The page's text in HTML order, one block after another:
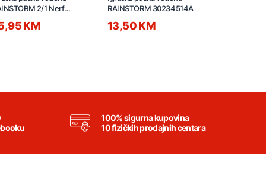
2/1 Nerf
KM
RAINSTORM 30234514A
13,50 KM
100% sigurna kupovina
10 fizičkih prodajnih centara